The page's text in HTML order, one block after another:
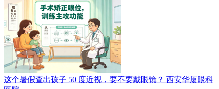
这个暑假查出孩子 50 度近视，要不要戴眼镜？ 西安华厦眼科